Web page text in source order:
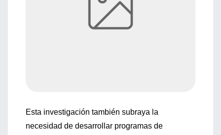
Esta investigación también subraya la
necesidad de desarrollar programas de